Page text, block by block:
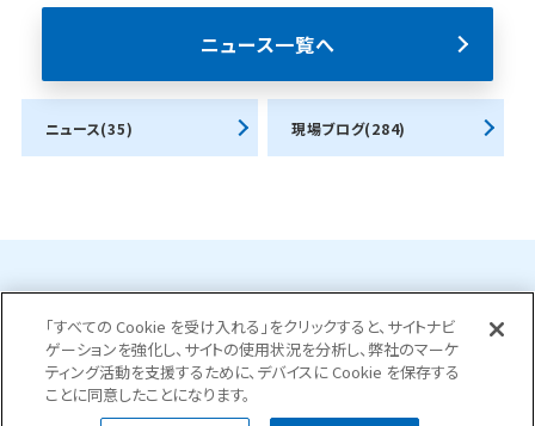
ニュース一覧へ
ニュース(35) 現場ブログ(284)
お問合せ・ご相談はこちら
0120-400-252
「すべての Cookie を受け入れる」をクリックすると、サイトナビ
ゲーションを強化し、サイトの使用状況を分析し、弊社のマーケ
ティング活動を支援するために、デバイスに Cookie を保存する
ことに同意したことになります。